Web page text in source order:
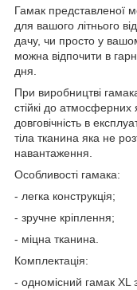
Гамак представленої
для вашого літнього
дачу, чи просто у
можна відпочити в
дня.
При виробництві
стійкі до атмосферних
довговічність в
тіла тканина яка не
навантаження.
Особливості гамака:
- легка конструкція;
- зручне кріплення;
- міцна тканина.
Комплектація:
- одномісний гамак XL